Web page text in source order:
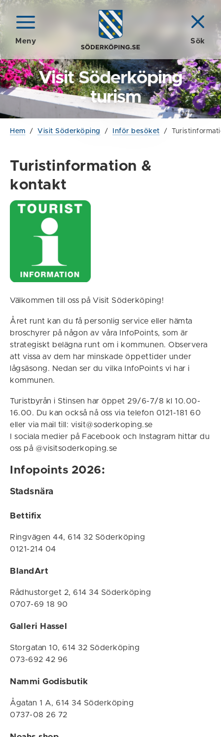
Meny Sök
Visit Söderköping
- turism
Hem / Visit Söderköping / Inför besöket /
Turistinformation &
kontakt
Välkommen till oss på Visit Söderköping!
Året runt kan du få personlig service eller hämta
broschyrer på någon av våra InfoPoints, som är
strategiskt belägna runt om i kommunen. Observera
att vissa av dem har minskade öppettider under
lågsäsong. Nedan ser du vilka InfoPoints vi har i
kommunen.
Turistbyrån i Stinsen har öppet 29/6-7/8 kl 10.00-
16.00. Du kan också nå oss via telefon 0121-181 60
eller via mail till: visit@soderkoping.se
I sociala medier på Facebook och Instagram hittar du
oss på @visitsoderkoping.se
Infopoints 2026:
Stadsnära
Bettifix
Ringvägen 44, 614 32 Söderköping
0121-214 04
BlandArt
Rådhustorget 2, 614 34 Söderköping
0707-69 18 90
Galleri Hassel
Storgatan 10, 614 32 Söderköping
073-692 42 96
Nammi Godisbutik
Ågatan 1 A, 614 34 Söderköping
0737-08 26 72